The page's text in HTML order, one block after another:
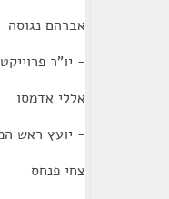
אברהם נגוסה
- יו"ר
אללי אדמסו
- יועץ ראש
צחי פנחס